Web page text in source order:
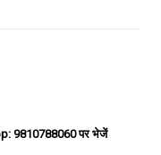
9810788060 पर भेजें